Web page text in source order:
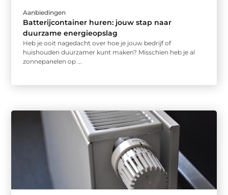
Aanbiedingen
Batterijcontainer huren: jouw stap naar
duurzame energieopslag
Heb je ooit nagedacht over hoe je jouw bedrijf of
huishouden duurzamer kunt maken? Misschien heb je al
zonnepanelen op ...